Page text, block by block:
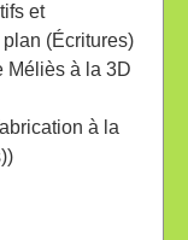
et
plan (Écritures)
Méliès à la 3D
à la